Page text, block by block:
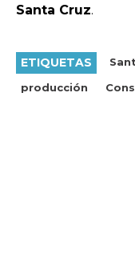
Santa Cruz.
ETIQUETAS
producción